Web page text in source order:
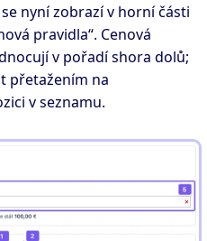
nyní zobrazí v horní části
pravidla“. Cenová
v pořadí shora dolů;
přetažením na
v seznamu.